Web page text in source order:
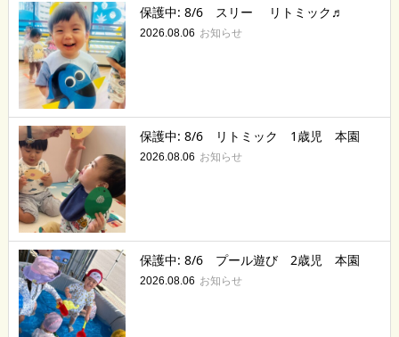
保護中: 8/6 スリー リトミック♬
2026.08.06 お知らせ
保護中: 8/6 リトミック 1歳児 本園
2026.08.06 お知らせ
保護中: 8/6 プール遊び 2歳児 本園
2026.08.06 お知らせ